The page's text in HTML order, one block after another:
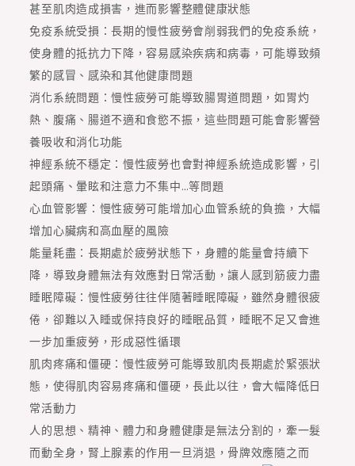
甚至肌肉造成損害，進而影響整體健康狀態
免疫系統受損：長期的慢性疲勞會削弱我們的免疫系統，
使身體的抵抗力下降，容易感染疾病和病毒，可能導致頻
繁的感冒、感染和其他健康問題
消化系統問題：慢性疲勞可能導致腸胃道問題，如胃灼
熱、腹痛、腸道不適和食慾不振，這些問題可能會影響營
養吸收和消化功能
神經系統不穩定：慢性疲勞也會對神經系統造成影響，引
起頭痛、暈眩和注意力不集中…等問題
心血管影響：慢性疲勞可能增加心血管系統的負擔，大幅
增加心臟病和高血壓的風險
能量耗盡：長期處於疲勞狀態下，身體的能量會持續下
降，導致身體無法有效應對日常活動，讓人感到筋疲力盡
睡眠障礙：慢性疲勞往往伴隨著睡眠障礙，雖然身體很疲
倦，卻難以入睡或保持良好的睡眠品質，睡眠不足又會進
一步加重疲勞，形成惡性循環
肌肉疼痛和僵硬：慢性疲勞可能導致肌肉長期處於緊張狀
態，使得肌肉容易疼痛和僵硬，長此以往，會大幅降低日
常活動力
人的思想、精神、體力和身體健康是無法分割的，牽一髮
而動全身，腎上腺素的作用一旦消退，骨牌效應隨之而